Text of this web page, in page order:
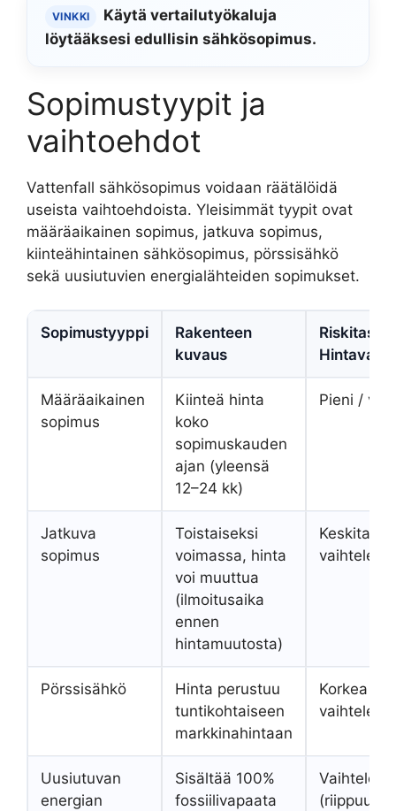
VINKKI
Käytä vertailutyökaluja
löytääksesi edullisin sähkösopimus.
Sopimustyypit ja
vaihtoehdot
Vattenfall sähkösopimus voidaan räätälöidä
useista vaihtoehdoista. Yleisimmät tyypit ovat
määräaikainen sopimus, jatkuva sopimus,
kiinteähintainen sähkösopimus, pörssisähkö
sekä uusiutuvien energialähteiden sopimukset.
Sopimustyyppi
Rakenteen
kuvaus
Riskitaso /
Määräaikainen
sopimus
Kiinteä hinta
koko
sopimuskauden
ajan (yleensä
12–24 kk)
Pieni /
Jatkuva
sopimus
Toistaiseksi
voimassa, hinta
voi muuttua
(ilmoitusaika
ennen
hintamuutosta)
Keskitaso /
vaihteleva
Pörssisähkö
Hinta perustuu
tuntikohtaiseen
markkinahintaan
Korkea /
vaihteleva
Uusiutuvan
energian
Sisältää 100%
fossiilivapaata
Vaihteleva
(riippuu